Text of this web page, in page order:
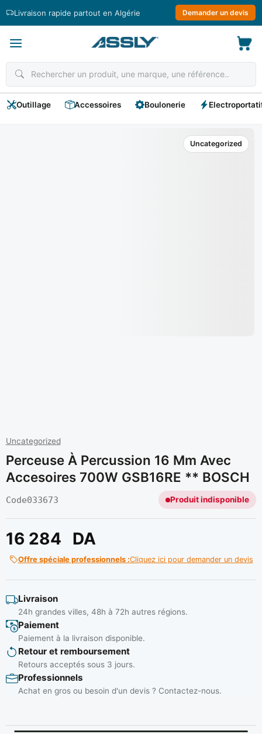
Livraison rapide partout en Algérie Demander un devis
Outillage Accessoires Boulonerie
Uncategorized
Uncategorized
Perceuse À Percussion 16 Mm Avec
Accesoires 700W GSB16RE ** BOSCH
Code033673 Produit indisponible
16 284 DA
Offre spéciale professionnels :Cliquez ici pour demander un devis
Livraison
24h grandes villes, 48h à 72h autres régions.
Paiement
Paiement à la livraison disponible.
Retour et remboursement
Retours acceptés sous 3 jours.
Professionnels
Achat en gros ou besoin d'un devis ? Contactez-nous.